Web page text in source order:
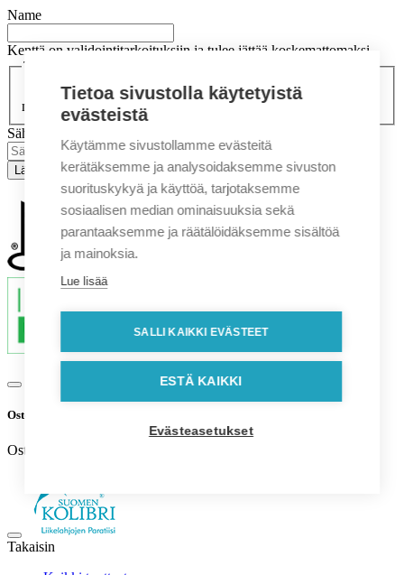
Name
Kenttä on validointitarkoituksiin ja tulee jättää koskemattomaksi.
Tietosuojaseloste
Hyväksyn markkinointiviestinnän tietosuojaselosteen
mukaisesti
Sähköposti
Ostoskori
Ostoskori on tyhjä.
Takaisin
Tietoa sivustolla käytetyistä
evästeistä
Käytämme sivustollamme evästeitä
kerätäksemme ja analysoidaksemme sivuston
suorituskykyä ja käyttöä, tarjotaksemme
sosiaalisen median ominaisuuksia sekä
parantaaksemme ja räätälöidäksemme sisältöä
ja mainoksia.
Lue lisää
SALLI KAIKKI EVÄSTEET
ESTÄ KAIKKI
Evästeasetukset